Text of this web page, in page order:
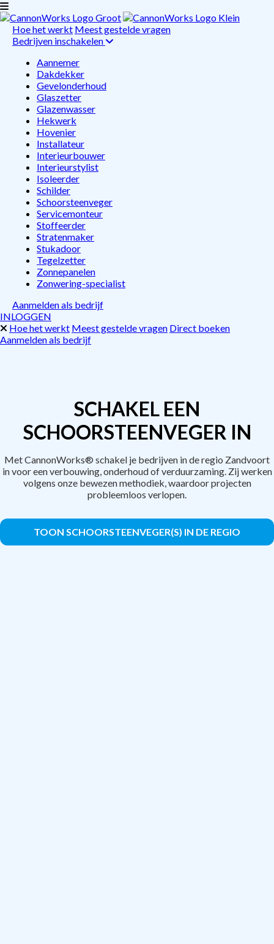
Hoe het werkt Meest gestelde vragen
Bedrijven inschakelen
Aannemer
Dakdekker
Gevelonderhoud
Glaszetter
Glazenwasser
Hekwerk
Hovenier
Installateur
Interieurbouwer
Interieurstylist
Isoleerder
Schilder
Schoorsteenveger
Servicemonteur
Stoffeerder
Stratenmaker
Stukadoor
Tegelzetter
Zonnepanelen
Zonwering-specialist
Aanmelden als bedrijf
INLOGGEN
Hoe het werkt Meest gestelde vragen Direct boeken
Aanmelden als bedrijf
SCHAKEL EEN
SCHOORSTEENVEGER IN
Met CannonWorks® schakel je bedrijven in de regio Zandvoort
in voor een verbouwing, onderhoud of verduurzaming. Zij werken
volgens onze bewezen methodiek, waardoor projecten
probleemloos verlopen.
TOON SCHOORSTEENVEGER(S) IN DE REGIO